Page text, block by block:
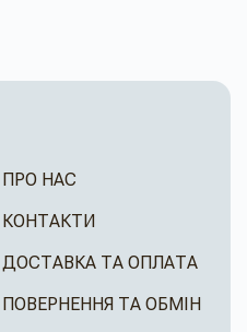
ПРО НАС
КОНТАКТИ
ДОСТАВКА ТА ОПЛАТА
ПОВЕРНЕННЯ ТА ОБМІН